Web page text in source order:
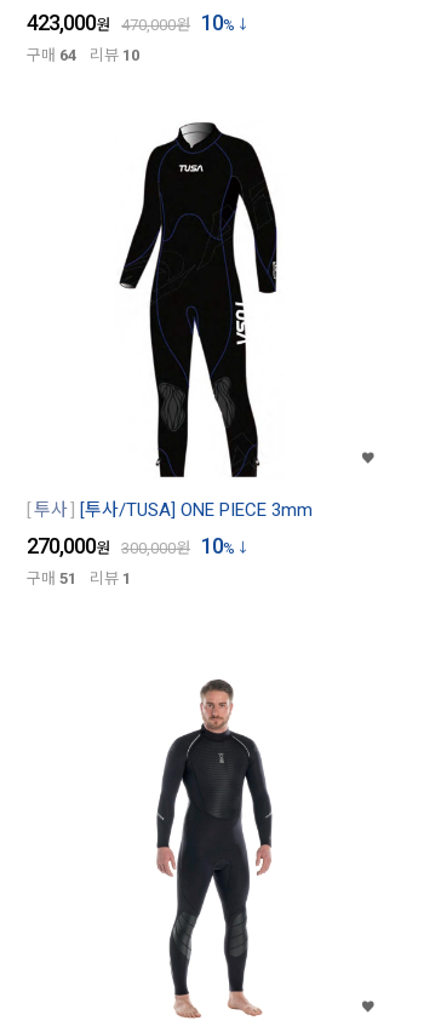
423,000원 470,000원 10%
구매 64 리뷰 10
투사 [투사/TUSA] ONE PIECE 3mm
270,000원 300,000원 10%
구매 51 리뷰 1